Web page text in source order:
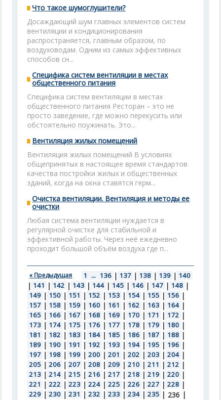
Что такое шумоглушители?
Досаждающий шум главных элементов систем
вентиляции и кондиционирования
распространяется, главным образом, по
воздуховодам. Одним из самых эффективных
способов сн...
Специфика систем вентиляции в местах
общественного питания
Специфика систем вентиляции в местах
общественного питания Ресторан – это не
просто заведение, где можно перекусить или
обстоятельно поужинать. Это...
Вентиляция жилых помещений
Вентиляция жилых помещений В условиях
общепринятых в настоящее время стандартов
качества постройки жилых и общественных
зданий, когда на окна ставятся герм...
Очистка вентиляции. Вентиляция и методы ее
очистки
Любая система вентиляции нуждается в
регулярной очистке для стабильной и
эффективной работы. Через неё ежедневно
проходит большой объём воздуха где п...
« Предыдущая 1 ... 136 | 137 | 138 | 139 | 140
| 141 | 142 | 143 | 144 | 145 | 146 | 147 | 148 |
149 | 150 | 151 | 152 | 153 | 154 | 155 | 156 |
157 | 158 | 159 | 160 | 161 | 162 | 163 | 164 |
165 | 166 | 167 | 168 | 169 | 170 | 171 | 172 |
173 | 174 | 175 | 176 | 177 | 178 | 179 | 180 |
181 | 182 | 183 | 184 | 185 | 186 | 187 | 188 |
189 | 190 | 191 | 192 | 193 | 194 | 195 | 196 |
197 | 198 | 199 | 200 | 201 | 202 | 203 | 204 |
205 | 206 | 207 | 208 | 209 | 210 | 211 | 212 |
213 | 214 | 215 | 216 | 217 | 218 | 219 | 220 |
221 | 222 | 223 | 224 | 225 | 226 | 227 | 228 |
229 | 230 | 231 | 232 | 233 | 234 | 235 | 236 |